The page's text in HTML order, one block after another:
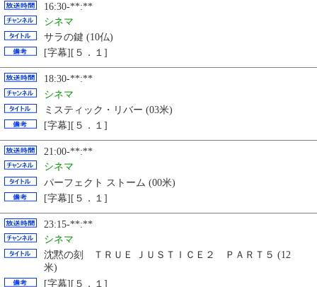
16:30-**:**
シネマ
サラの鍵 (10仏)
[字幕][５．１]
18:30-**:**
シネマ
ミスティック・リバー (03米)
[字幕][５．１]
21:00-**:**
シネマ
パーフェクト ストーム (00米)
[字幕][５．１]
23:15-**:**
シネマ
沈黙の刻 ＴＲＵＥ ＪＵＳＴＩＣＥ２ ＰＡＲＴ５ (12
米)
[字幕][５．１]